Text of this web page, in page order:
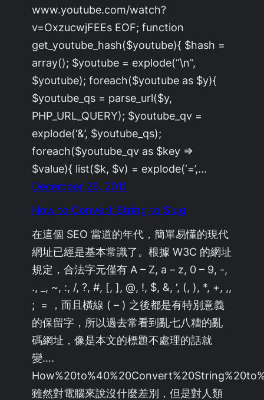
www.youtube.com/watch?
v=OxzucwjFEEs EOF; function
get_youtube_hash($youtube){ $hash =
array(); $youtube = explode(“\n”,
$youtube); foreach($youtube as $y){
$youtube_qs = parse_url($y,
PHP_URL_QUERY); $youtube_qv =
explode(‘&’, $youtube_qs);
foreach($youtube_qv as $key =>
$value){ list($k, $v) = explode(‘=’,…
December 26, 2011
How to Convert String to Slug
在這個 SEO 當道的年代，簡單易懂的現代
網址已經是基本常識了。根據 W3C 的網址
規定，合法字元僅有 A – Z, a – z, 0 – 9, -,
., _, ~, :, /, ?, #, [, ], @, !, $, &, ‘, (, ), *, +, ,,
; = ，而且橫線 ( – ) 之後都是有特別意義
的保留字，所以過去常看到亂七八糟的亂
碼網址，像是本文的標題不處理的話就
變….
雖然對電腦來說沒什麼差別，但是對人類